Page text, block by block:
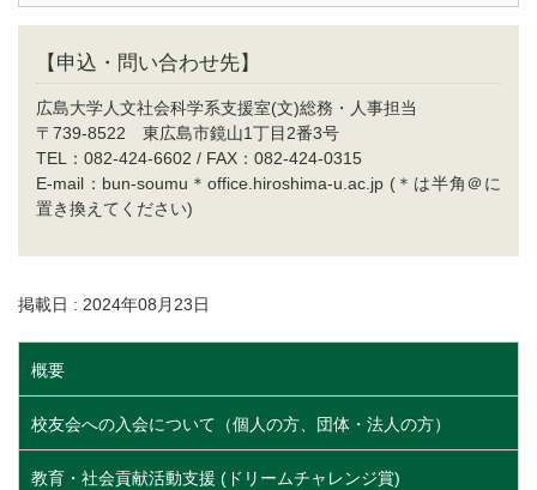
【申込・問い合わせ先】
広島大学人文社会科学系支援室(文)総務・人事担当
〒739-8522 東広島市鏡山1丁目2番3号
TEL：082-424-6602 / FAX：082-424-0315
E-mail：bun-soumu＊office.hiroshima-u.ac.jp (＊は半角＠に
置き換えてください)
掲載日 : 2024年08月23日
概要
校友会への入会について（個人の方、団体・法人の方）
教育・社会貢献活動支援 (ドリームチャレンジ賞)